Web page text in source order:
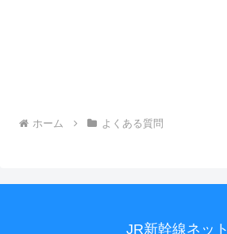
ホーム よくある質問
JR新幹線ネット